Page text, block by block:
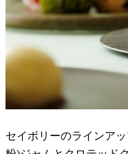
セイボリーのラインア